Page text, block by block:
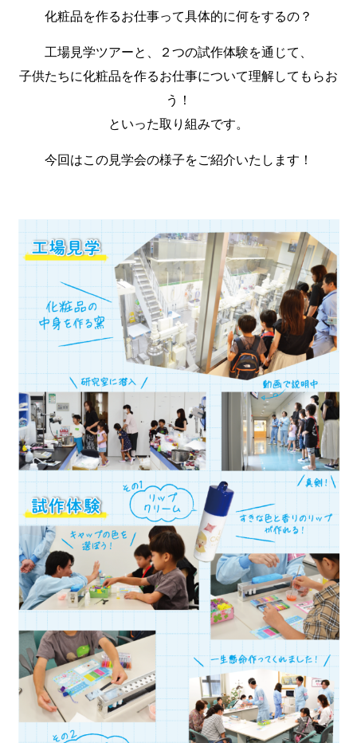
化粧品を作るお仕事って具体的に何をするの？
工場見学ツアーと、２つの試作体験を通じて、
子供たちに化粧品を作るお仕事について理解してもらお
う！
といった取り組みです。
今回はこの見学会の様子をご紹介いたします！